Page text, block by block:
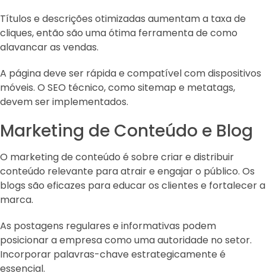
Títulos e descrições otimizadas aumentam a taxa de
cliques, então são uma ótima ferramenta de como
alavancar as vendas.
A página deve ser rápida e compatível com dispositivos
móveis. O SEO técnico, como sitemap e metatags,
devem ser implementados.
Marketing de Conteúdo e Blog
O marketing de conteúdo é sobre criar e distribuir
conteúdo relevante para atrair e engajar o público. Os
blogs são eficazes para educar os clientes e fortalecer a
marca.
As postagens regulares e informativas podem
posicionar a empresa como uma autoridade no setor.
Incorporar palavras-chave estrategicamente é
essencial.